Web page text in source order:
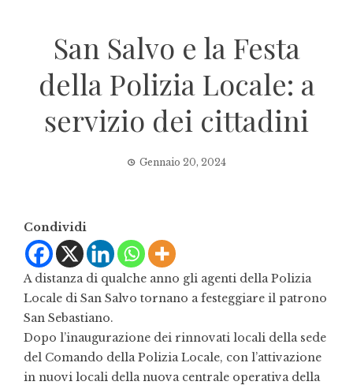
San Salvo e la Festa
della Polizia Locale: a
servizio dei cittadini
Gennaio 20, 2024
Condividi
A distanza di qualche anno gli agenti della Polizia
Locale di San Salvo tornano a festeggiare il patrono
San Sebastiano.
Dopo l’inaugurazione dei rinnovati locali della sede
del Comando della Polizia Locale, con l’attivazione
in nuovi locali della nuova centrale operativa della